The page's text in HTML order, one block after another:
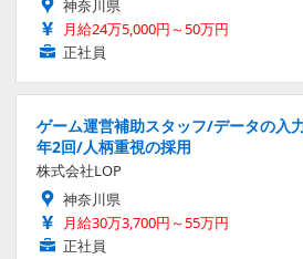
神奈川県
月給24万5,000円～50万円
正社員
ゲーム運営補助スタッフ/データの入
年2回/人柄重視の採用
株式会社LOP
神奈川県
月給30万3,700円～55万円
正社員